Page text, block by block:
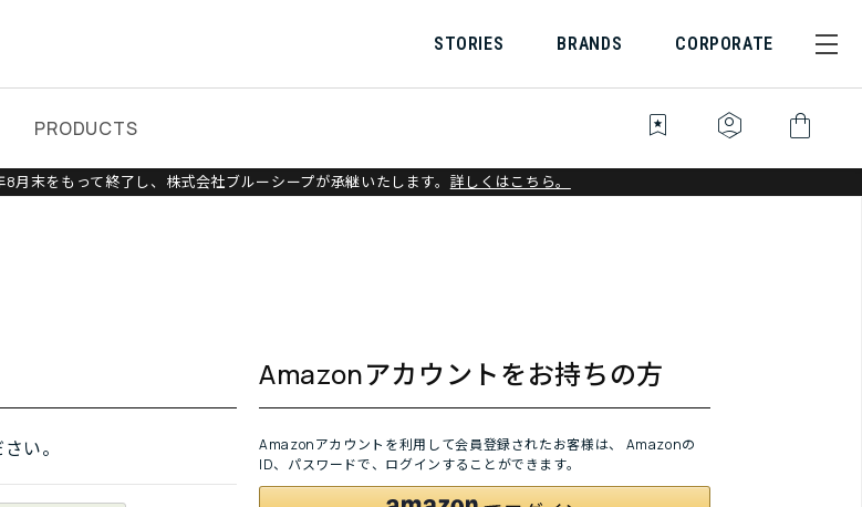
STORIES BRANDS CORPORATE
PRODUCTS bookmark_star identity_platform shopping_bag
末をもって終了し、株式会社ブルーシープが承継いたします。 詳しくはこちら。
い。
Amazonアカウントをお持ちの方
Amazonアカウントを利用して会員登録されたお客様は、
Amazonの
ID、パスワードで、ログインすることができます。